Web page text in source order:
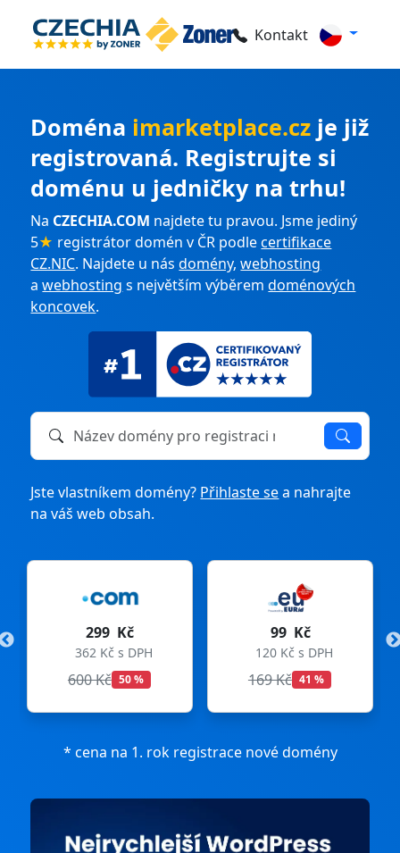
Kontakt
Doména imarketplace.cz je již
registrovaná. Registrujte si
doménu u jedničky na trhu!
Na CZECHIA.COM najdete tu pravou. Jsme jediný
5★ registrátor domén v ČR podlecertifikace
CZ.NIC. Najdete u násdomény,webhosting
awebhosting s největším výběremdoménových
koncovek.
Název domény k registraci nebo převodu
Jste vlastníkem domény? Přihlaste sea nahrajte
na váš web obsah.
299 Kč
362 Kč s DPH
600 Kč 50 %
99 Kč
120 Kč s DPH
169 Kč 41 %
* cena na 1. rok registrace nové domény